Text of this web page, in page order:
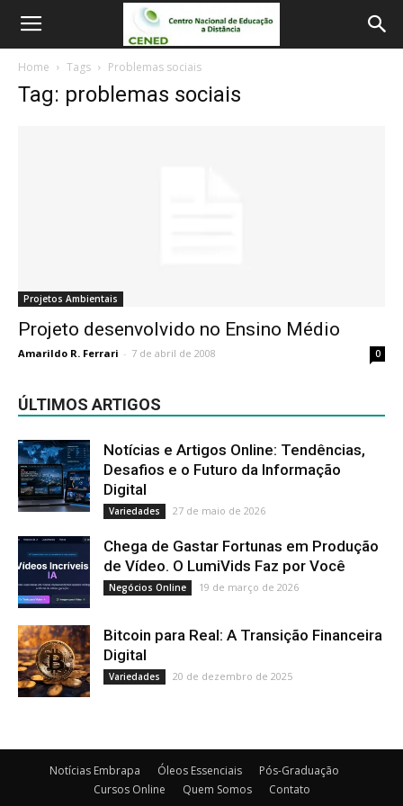
Home Tags Problemas sociais
Tag: problemas sociais
Projetos Ambientais
Projeto desenvolvido no Ensino Médio
Amarildo R. Ferrari - 7 de abril de 2008 0
ÚLTIMOS ARTIGOS
Notícias e Artigos Online: Tendências,
Desafios e o Futuro da Informação
Digital
Variedades 27 de maio de 2026
Chega de Gastar Fortunas em Produção
de Vídeo. O LumiVids Faz por Você
Negócios Online 19 de março de 2026
Bitcoin para Real: A Transição Financeira
Digital
Variedades 20 de dezembro de 2025
Notícias Embrapa Óleos Essenciais
Pós-Graduação
Cursos Online
Quem Somos Contato